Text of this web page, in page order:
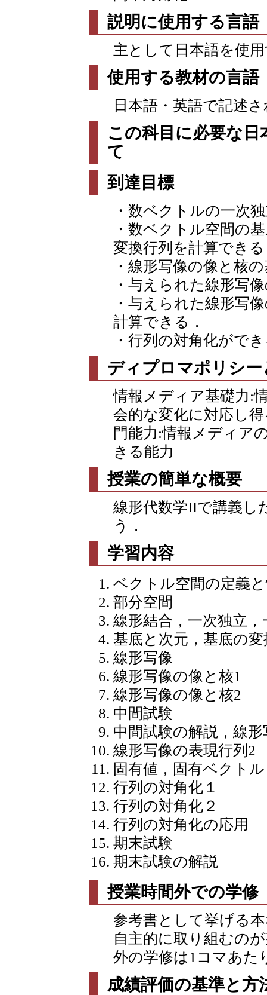
説明に使用する言語
主として日本語を使
使用する教材の言語
日本語・英語で記述
この科目に必要な
て
到達目標
・数ベクトルの一次
・数ベクトル空間の
変換行列を計算でき
・線形写像の像と核
・与えられた線形写
・与えられた線形写
計算できる．
・行列の対角化がで
ディプロマポリシー
情報メディア基礎力:
会的な変化に対応し
門能力:情報メディア
きる能力
授業の簡単な概要
線形代数学IIで講義し
う．
学習内容
ベクトル空間の定義
部分空間
線形結合，一次独立，
基底と次元，基底の
線形写像
線形写像の像と核1
線形写像の像と核2
中間試験
中間試験の解説，線
線形写像の表現行列2
固有値，固有ベクト
行列の対角化１
行列の対角化２
行列の対角化の応用
期末試験
期末試験の解説
授業時間外での学修
参考書として挙げる
自主的に取り組むの
外の学修は1コマあた
成績評価の基準と方